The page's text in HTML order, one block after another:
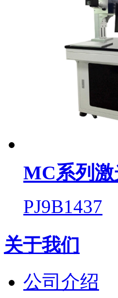
MC系列
PJ9B1437
关于我们
公司介绍